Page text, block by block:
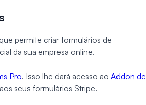
permite criar formulários de
da sua empresa online.
Pro. Isso lhe dará acesso ao Addon de
seus formulários Stripe.